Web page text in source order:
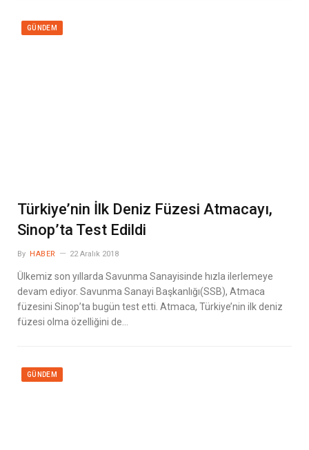
GÜNDEM
Türkiye’nin İlk Deniz Füzesi Atmacayı,
Sinop’ta Test Edildi
By HABER 22 Aralık 2018
Ülkemiz son yıllarda Savunma Sanayisinde hızla ilerlemeye
devam ediyor. Savunma Sanayi Başkanlığı(SSB), Atmaca
füzesini Sinop’ta bugün test etti. Atmaca, Türkiye’nin ilk deniz
füzesi olma özelliğini de…
GÜNDEM